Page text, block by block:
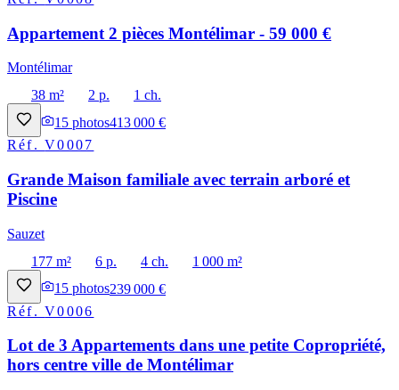
Appartement 2 pièces Montélimar - 59 000 €
Montélimar
38 m²
2 p.
1 ch.
15 photos413 000 €
Réf.V0007
Grande Maison familiale avec terrain arboré et
Piscine
Sauzet
177 m²
6 p. 4 ch.
1 000 m²
15 photos239 000 €
Réf.V0006
Lot de 3 Appartements dans une petite Copropriété,
hors centre ville de Montélimar